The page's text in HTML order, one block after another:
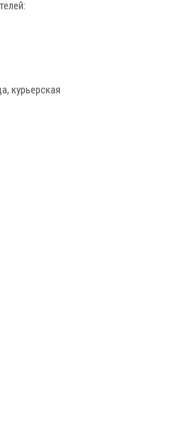
курьерская